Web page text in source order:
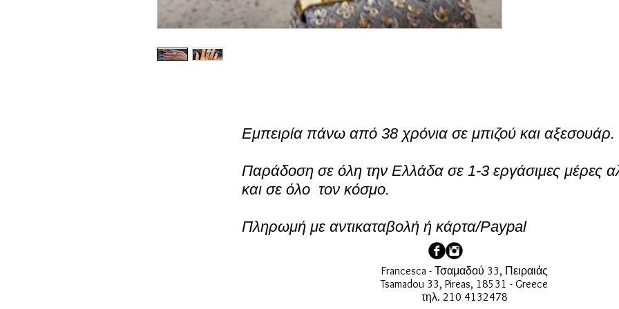
Εμπειρία πάνω από 38 χρόνια σε μπιζού και αξεσουάρ.
Παράδοση σε όλη την Ελλάδα σε 1-3 εργάσιμες μέρες
και σε όλο τον κόσμο.
Πληρωμή με αντικαταβολή ή κάρτα/Paypal
Francesca - Τσαμαδού 33, Πειραιάς
Tsamadou 33, Pireas, 18531 - Greece
τηλ. 210 4132478